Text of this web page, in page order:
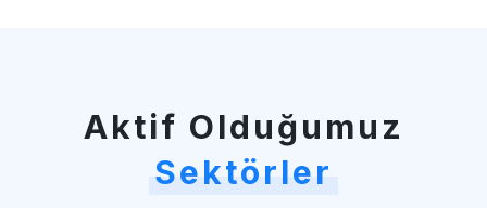
Aktif Olduğumuz
Sektörler